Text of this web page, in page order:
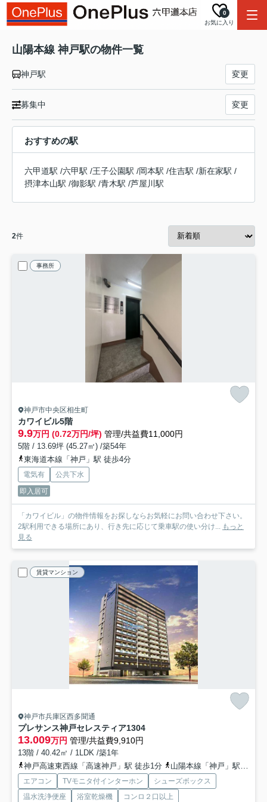
お気に入り
0
山陽本線 神戸駅の物件一覧
神戸駅 変更
募集中 変更
おすすめの駅
六甲道駅 /六甲駅 /王子公園駅 /岡本駅 /住吉駅 /新在家駅 /
摂津本山駅 /御影駅 /青木駅 /芦屋川駅
2件
事務所
神戸市中央区相生町
カワイビル5階
9.9万円 (0.72万円/坪) 管理/共益費11,000円
5階 / 13.69坪 (45.27㎡) /築54年
東海道本線「神戸」駅 徒歩4分
電気有
公共下水
即入居可
「カワイビル」の物件情報をお探しならお気軽にお問い合わせ下さい。
2駅利用できる場所にあり、行き先に応じて乗車駅の使い分け... もっと
見る
賃貸マンション
神戸市兵庫区西多聞通
プレサンス神戸セレスティア1304
13.009万円 管理/共益費9,910円
13階 / 40.42㎡ / 1LDK /築1年
神戸高速東西線「高速神戸」駅 徒歩1分
山陽本線「神戸」駅 徒歩8分
エアコン TVモニタ付インターホン
シューズボックス
温水洗浄便座
浴室乾燥機
コンロ２口以上